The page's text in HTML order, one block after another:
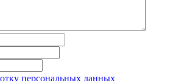
персональных данных